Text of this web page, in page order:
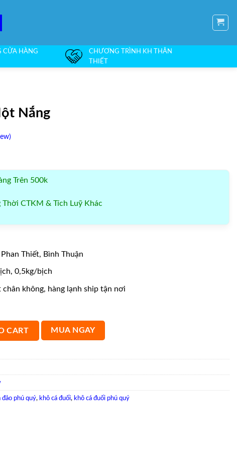
CỬA HÀNG
CHƯƠNG TRÌNH KH THÂN
THIẾT
Nắng
Trên 500k
CTKM & Tích Luỹ Khác
Thiết, Bình Thuận
0,5kg/bịch
không, hàng lạnh ship tận nơi
CART MUA NGAY
đảo phú quý, khô cá đuối, khô cá đuối phú quý